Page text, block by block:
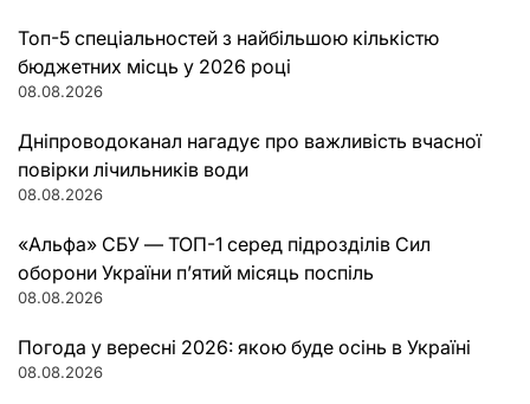
Топ-5 спеціальностей з найбільшою кількістю
бюджетних місць у 2026 році
08.08.2026
Дніпроводоканал нагадує про важливість вчасної
повірки лічильників води
08.08.2026
«Альфа» СБУ — ТОП-1 серед підрозділів Сил
оборони України п’ятий місяць поспіль
08.08.2026
Погода у вересні 2026: якою буде осінь в Україні
08.08.2026